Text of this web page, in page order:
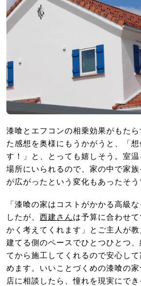
漆喰とエフコンの相乗効果がもた
た感想を奥様にもうかがうと、「
す！」と、とっても嬉しそう。室
場所にいられるので、家の中で家
が広がったという変化もあったそう
「漆喰の家はコストがかかる高級
したが、西建さんは予算に合わせ
かく考えてくれます」とご主人が教
建てる側のペースでひとつひとつ
てから施工してくれるので安心し
めます。いいことづくめの漆喰の
店に相談したら、憧れを現実にでき